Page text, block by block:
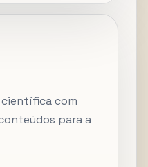
com
para a